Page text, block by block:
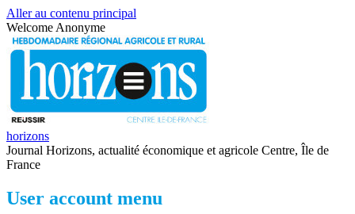
Aller au contenu principal
Welcome Anonyme
horizons
Journal Horizons, actualité économique et agricole Centre, Île de
France
User account menu